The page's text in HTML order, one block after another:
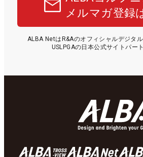
メルマガ登録
ALBA NetはR&Aのオフィシャルデジタ
USLPGAの日本公式サイトパー